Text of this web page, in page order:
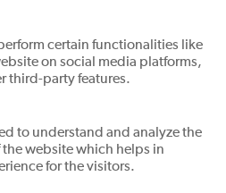
certain functionalities like
on social media platforms,
third-party features.
to understand and analyze the
website which helps in
for the visitors.